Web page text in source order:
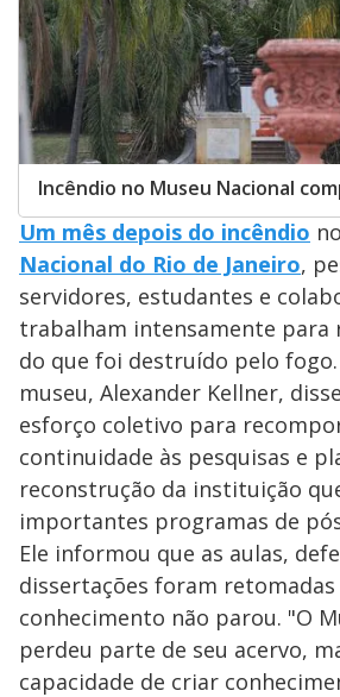
Incêndio no Museu Nacional
Um mês depois do incêndio no
Nacional do Rio de Janeiro,
servidores, estudantes e
trabalham intensamente para
do que foi destruído pelo
museu, Alexander Kellner,
esforço coletivo para
continuidade às pesquisas e
reconstrução da instituição
importantes programas de
Ele informou que as aulas,
dissertações foram
conhecimento não parou. "O
perdeu parte de seu acervo,
capacidade de criar